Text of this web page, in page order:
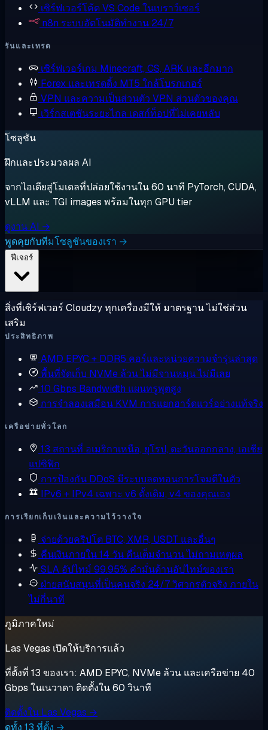
เซิร์ฟเวอร์โค้ดVS Code ในเบราว์เซอร์
n8n ระบบอัตโนมัติทำงาน 24/7
รันและเทรด
เซิร์ฟเวอร์เกม Minecraft, CS, ARK และอีกมาก
Forex และเทรดดิ้ง MT5 ใกล้โบรกเกอร์
VPN และความเป็นส่วนตัว VPN ส่วนตัวของคุณ
เวิร์กสเตชันระยะไกล เดสก์ท็อปที่ไม่เคยหลับ
โซลูชัน
ฝึกและประมวลผล AI
จากไอเดียสู่โมเดลที่ปล่อยใช้งานใน 60 นาที PyTorch, CUDA,
vLLM และ TGI images พร้อมในทุก GPU tier
ดูงาน AI →
พูดคุยกับทีมโซลูชันของเรา →
สิ่งที่เซิร์ฟเวอร์ Cloudzy ทุกเครื่องมีให้ มาตรฐาน ไม่ใช่ส่วน
เสริม
ประสิทธิภาพ
AMD EPYC + DDR5 คอร์และหน่วยความจำรุ่นล่าสุด
พื้นที่จัดเก็บ NVMe ล้วนไม่มีจานหมุน ไม่มีเลย
10 Gbps Bandwidth แผนทรูพุตสูง
การจำลองเสมือน KVM การแยกฮาร์ดแวร์อย่างแท้จริง
เครือข่ายทั่วโลก
13 สถานที่ อเมริกาเหนือ, ยุโรป, ตะวันออกกลาง, เอเชีย
แปซิฟิก
การป้องกัน DDoS มีระบบลดทอนการโจมตีในตัว
IPv6 + IPv4 เฉพาะ v6 ดั้งเดิม, v4 ของคุณเอง
การเรียกเก็บเงินและความไว้วางใจ
จ่ายด้วยคริปโต BTC, XMR, USDT และอื่นๆ
คืนเงินภายใน 14 วัน คืนเต็มจำนวน ไม่ถามเหตุผล
SLA อัปไทม์ 99.95% คำมั่นด้านอัปไทม์ของเรา
ฝ่ายสนับสนุนที่เป็นคนจริง 24/7วิศวกรตัวจริง ภายใน
ไม่กี่นาที
ภูมิภาคใหม่
Las Vegas เปิดให้บริการแล้ว
ที่ตั้งที่ 13 ของเรา: AMD EPYC, NVMe ล้วน และเครือข่าย 40
Gbps ในเนวาดา ติดตั้งใน 60 วินาที
ติดตั้งใน Las Vegas →
ดูทั้ง 13 ที่ตั้ง →